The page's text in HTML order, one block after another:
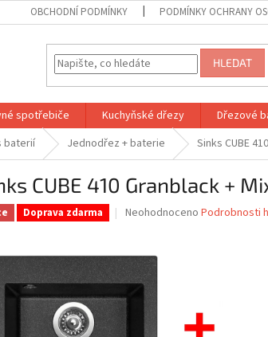
OBCHODNÍ PODMÍNKY PODMÍNKY OCHRANY
HLEDAT
spotřebiče Kuchyňské dřezy Dřezové
baterií Jednodřez + baterie Sinks CUBE
CUBE 410 Granblack +
Doprava zdarma
Průměrné
je
0,0
z
5
Neohodnoceno Podrobnosti